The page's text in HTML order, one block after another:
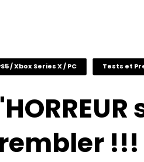
/ Xbox Series X / PC Tests et
!!!